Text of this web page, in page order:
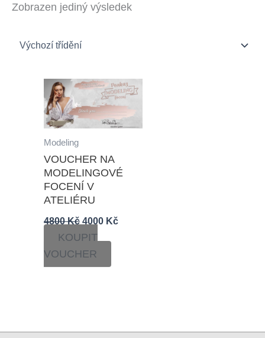
Zobrazen jediný výsledek
Modeling
VOUCHER NA
MODELINGOVÉ
FOCENÍ V
ATELIÉRU
4800Kč
Původní
cena
byla:
4800 Kč.
4000 Kč
Aktuální
cena
je:
4000 Kč.
KOUPIT
VOUCHER